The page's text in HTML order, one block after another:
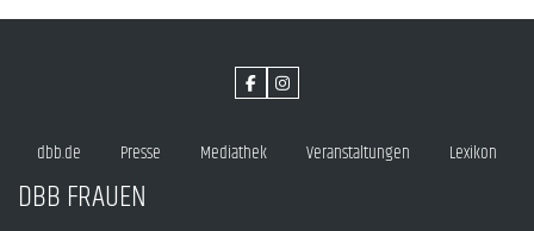
dbb.de Presse Mediathek Veranstaltungen Lexikon
DBB FRAUEN